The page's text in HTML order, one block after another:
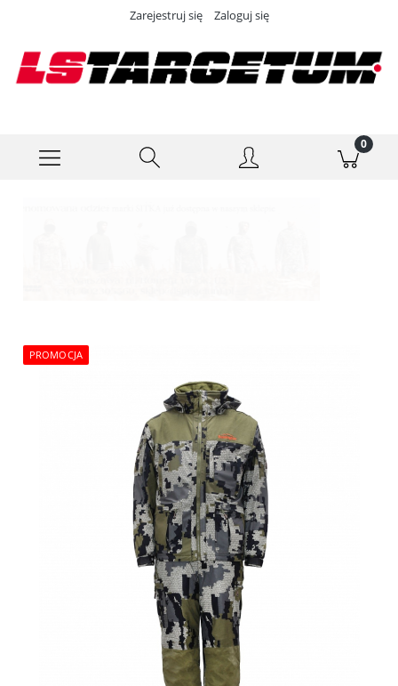
Zarejestruj się Zaloguj się
PROMOCJA